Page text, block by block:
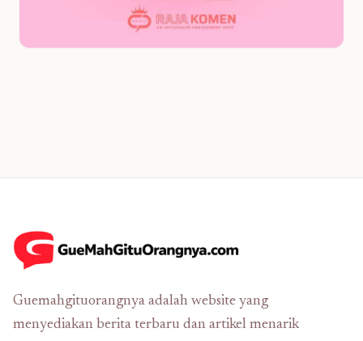
Guemahgituorangnya adalah website yang
menyediakan berita terbaru dan artikel menarik